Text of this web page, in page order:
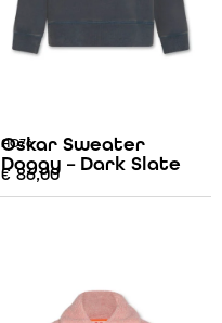
AO76
Oskar Sweater
Doggy – Dark Slate
€86,00